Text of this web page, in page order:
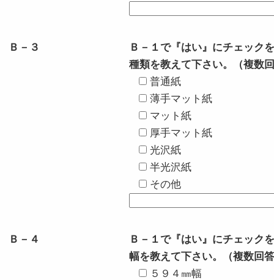
Ｂ－３
Ｂ－１で『はい』にチェック
種類を教えて下さい。（複数
普通紙
薄手マット紙
マット紙
厚手マット紙
光沢紙
半光沢紙
その他
Ｂ－４
Ｂ－１で『はい』にチェック
幅を教えて下さい。（複数回
５９４㎜幅